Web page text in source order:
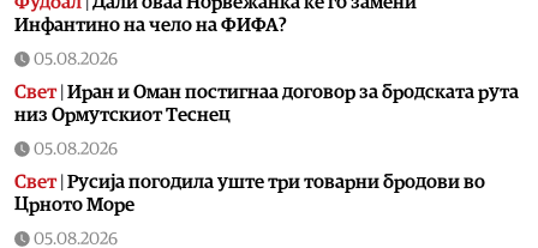
Инфантино на чело на ФИФА?
05.08.2026
Свет| Иран и Оман постигнаа договор за бродската рута
низ Ормутскиот Теснец
05.08.2026
Свет| Русија погодила уште три товарни бродови во
Црното Море
05.08.2026